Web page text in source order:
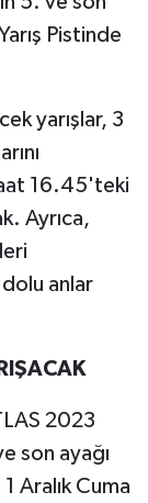
Pistinde
yarışlar, 3
16.45'teki
Ayrıca,
anlar
2023
son ayağı
Aralık Cuma